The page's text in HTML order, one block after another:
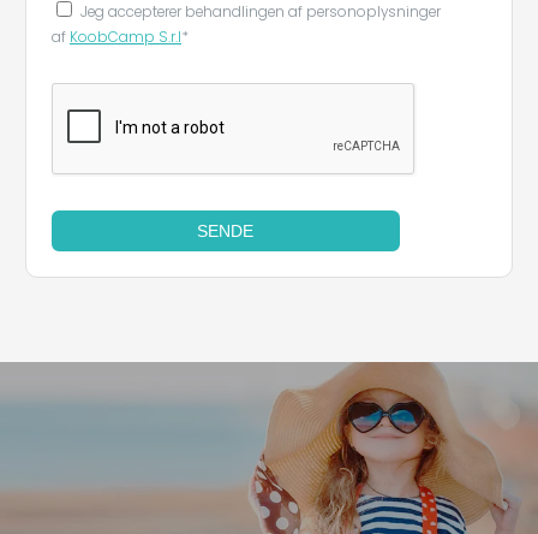
Jeg accepterer behandlingen af ​​personoplysninger
af KoobCamp S.r.l*
SENDE